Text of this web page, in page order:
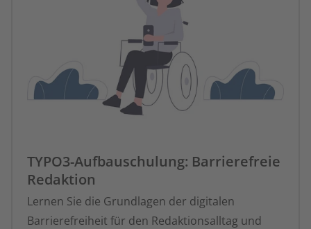
TYPO3-Aufbauschulung: Barrierefreie
Redaktion
Lernen Sie die Grundlagen der digitalen
Barrierefreiheit für den Redaktionsalltag und